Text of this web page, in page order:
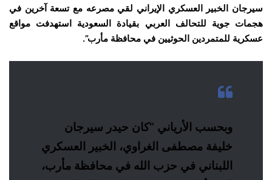
سيرجان الخبير العسكري الإيراني لقي مصرعه مع تسعة آخرين في
هجمات جوية للتحالف العربي بقيادة السعودية استهدفت مواقع
عسكرية للمتمردين الحوثيين في محافظة مأرب”.
وبحسب الأرياني “كان حيدر سيرجان
خليفة مصطفى الغراوي، الخبير العسكري
اللبناني في حزب الله في محافظة مأرب،